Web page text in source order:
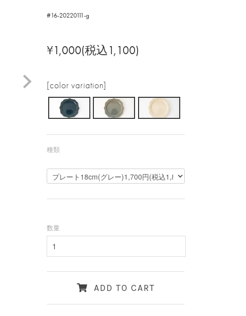
#16-20220111-g
¥1,000(税込1,100)
[color variation]
種類
数量
ADD TO CART